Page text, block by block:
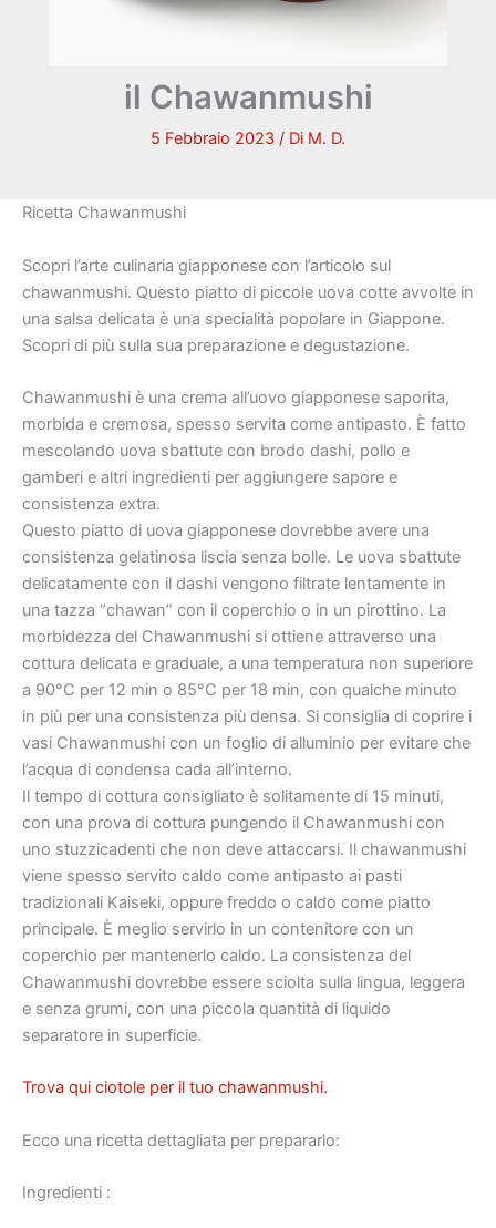
il Chawanmushi
5 Febbraio 2023 / Di M. D.
Ricetta Chawanmushi
Scopri l’arte culinaria giapponese con l’articolo sul
chawanmushi. Questo piatto di piccole uova cotte avvolte in
una salsa delicata è una specialità popolare in Giappone.
Scopri di più sulla sua preparazione e degustazione.
Chawanmushi è una crema all’uovo giapponese saporita,
morbida e cremosa, spesso servita come antipasto. È fatto
mescolando uova sbattute con brodo dashi, pollo e
gamberi e altri ingredienti per aggiungere sapore e
consistenza extra.
Questo piatto di uova giapponese dovrebbe avere una
consistenza gelatinosa liscia senza bolle. Le uova sbattute
delicatamente con il dashi vengono filtrate lentamente in
una tazza “chawan” con il coperchio o in un pirottino. La
morbidezza del Chawanmushi si ottiene attraverso una
cottura delicata e graduale, a una temperatura non superiore
a 90°C per 12 min o 85°C per 18 min, con qualche minuto
in più per una consistenza più densa. Si consiglia di coprire i
vasi Chawanmushi con un foglio di alluminio per evitare che
l’acqua di condensa cada all’interno.
Il tempo di cottura consigliato è solitamente di 15 minuti,
con una prova di cottura pungendo il Chawanmushi con
uno stuzzicadenti che non deve attaccarsi. Il chawanmushi
viene spesso servito caldo come antipasto ai pasti
tradizionali Kaiseki, oppure freddo o caldo come piatto
principale. È meglio servirlo in un contenitore con un
coperchio per mantenerlo caldo. La consistenza del
Chawanmushi dovrebbe essere sciolta sulla lingua, leggera
e senza grumi, con una piccola quantità di liquido
separatore in superficie.
Trova qui ciotole per il tuo chawanmushi.
Ecco una ricetta dettagliata per prepararlo:
Ingredienti :